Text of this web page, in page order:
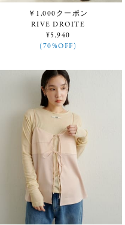
￥1,000クーポン
RIVE DROITE
¥5,940
(70%OFF)